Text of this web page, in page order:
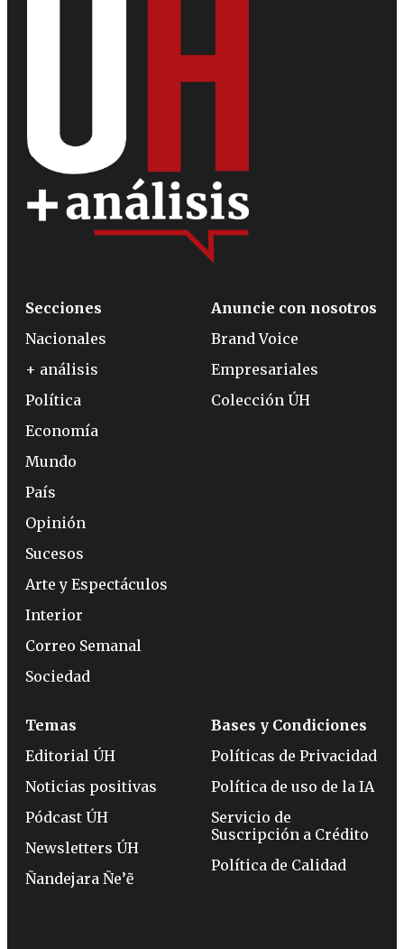
Secciones
Nacionales
+ análisis
Política
Economía
Mundo
País
Opinión
Sucesos
Arte y Espectáculos
Interior
Correo Semanal
Sociedad
Anuncie con nosotros
Brand Voice
Empresariales
Colección ÚH
Temas
Editorial ÚH
Noticias positivas
Pódcast ÚH
Newsletters ÚH
Ñandejara Ñe’ẽ
Bases y Condiciones
Políticas de Privacidad
Política de uso de la IA
Servicio de
Suscripción a Crédito
Política de Calidad